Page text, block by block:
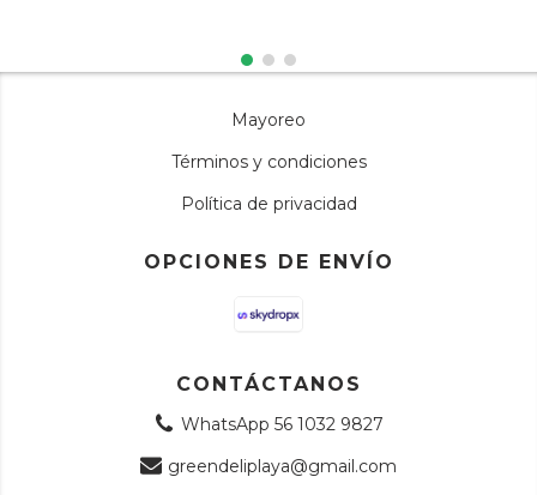
Mayoreo
Términos y condiciones
Política de privacidad
OPCIONES DE ENVÍO
CONTÁCTANOS
WhatsApp 56 1032 9827
greendeliplaya@gmail.com